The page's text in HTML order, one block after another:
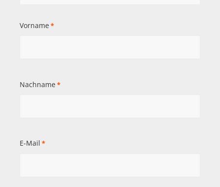
Vorname *
Nachname *
E-Mail *